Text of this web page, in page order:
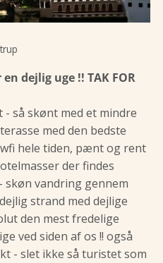
dejlig uge !! TAK FOR
så skønt med et mindre
med den bedste
hele tiden, pænt og rent
der findes
skøn vandring gennem
strand med dejlige
den mest fredelige
ved siden af os !! også
- slet ikke så turistet som